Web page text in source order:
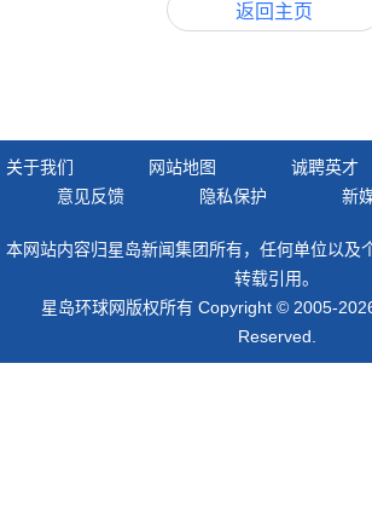
返回主页
关于我们 网站地图 诚聘英才
意见反馈
隐私保护 新
本网站内容归星岛新闻集团所有，任何单位以及
转载引用。
星岛环球网版权所有 Copyright © 2005-
Reserved.